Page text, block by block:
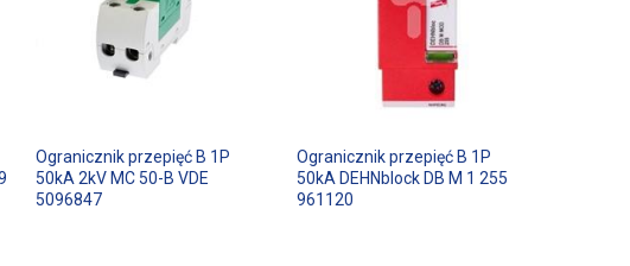
Ogranicznik przepięć B 1P
50kA 2kV MC 50-B VDE
5096847
Ogranicznik przepięć B 1P
50kA DEHNblock DB M 1 255
961120